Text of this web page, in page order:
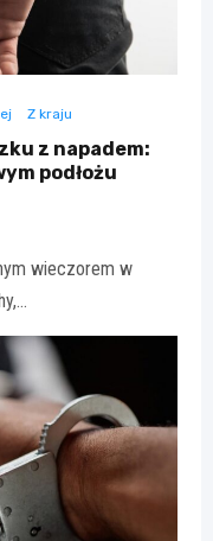
Z kraju
z napadem:
podłożu
wieczorem w